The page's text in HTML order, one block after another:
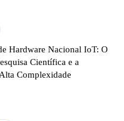
Hardware Nacional IoT: O
Científica e a
Complexidade